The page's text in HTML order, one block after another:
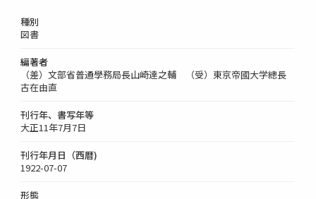
種別
図書
編著者
（差）文部省普通學務局長山崎達之輔 （受）東京帝國大学總長
古在由直
刊行年、書写年等
大正11年7月7日
刊行年月日（西暦)
1922-07-07
形態